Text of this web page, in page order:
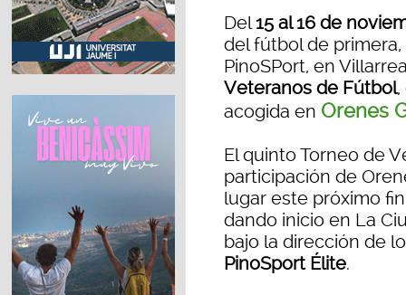
Del15 al 16 de
del fútbol de
PinoSPort, en
Veteranos de Fútbol
acogida en Orenes
El quinto Torneo de
participación de
lugar este próximo
dando inicio en La
bajo la dirección de
PinoSport Élite.